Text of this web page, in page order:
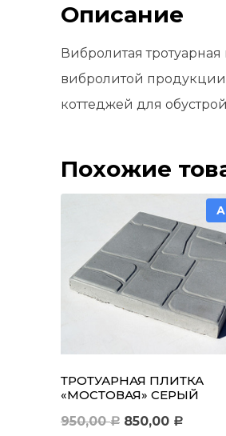
Описание
Вибролитая
вибролитой
коттеджей для
Похожие
ТРОТУАРНАЯ ПЛИТКА
«МОСТОВАЯ» СЕРЫЙ
950,00Р 850,00 Р